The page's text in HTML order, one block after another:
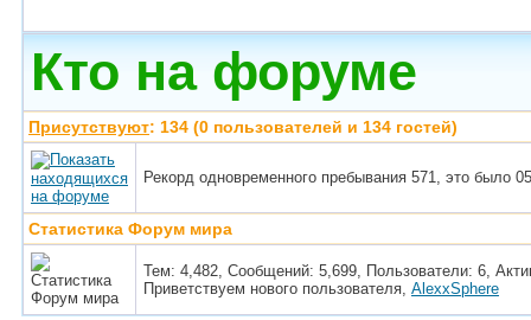
Кто на форуме
Присутствуют: 134 (0 пользователей и 134 гостей)
Рекорд одновременного пребывания 571, это было
Статистика Форум мира
Тем: 4,482, Сообщений: 5,699, Пользователи: 6,
Приветствуем нового пользователя, AlexxSphere